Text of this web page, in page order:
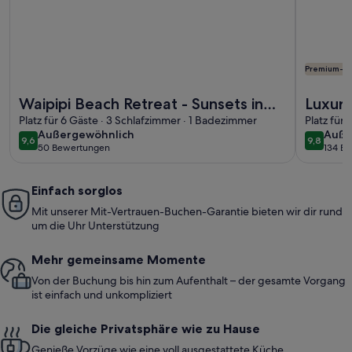
Waipipi Beach Retreat - Sunsets in
the hot tub and strolls on the
beach...
Platz für 6 Gäste · 3 Schlafzimmer · 1 Badezimmer
9,69,6 von 10
Außergewöhnlich
außergewöhnlich
50 Bewertungen
(50
Premium-
Platz für
9,89,8 von
134
(134
Einfach sorglos
Mit unserer Mit-Vertrauen-Buchen-Garantie bieten wir dir rund
um die Uhr Unterstützung
Mehr gemeinsame Momente
Von der Buchung bis hin zum Aufenthalt – der gesamte Vorgang
ist einfach und unkompliziert
Die gleiche Privatsphäre wie zu Hause